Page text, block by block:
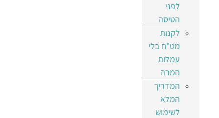
לפני
הטיסה
לקנות
מט"ח בלי
עמלות
המרה
המדריך
המלא
לשימוש